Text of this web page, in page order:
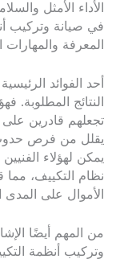
الأداء الأمثل
في صيانة وتركيب
المعرفة والمهارات
أحد الفوائد
النتائج المطلوبة.
تجعلهم قادرين
يقلل من فرص حدوث
يمكن لهؤلاء
نظام التكييف، مما
الأموال على المدى
من المهم أيضًا
وتركيب أنظمة